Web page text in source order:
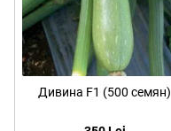
Дивина F1 (500 семян)